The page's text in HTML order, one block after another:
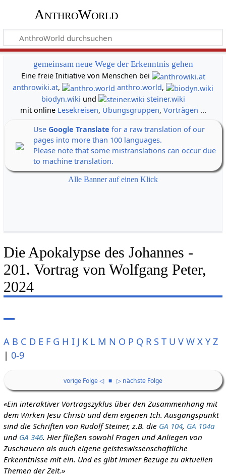
AnthroWorld
gemeinsam neue Wege der Erkenntnis gehen
Eine freie Initiative von Menschen bei
anthrowiki.at, anthro.world,
biodyn.wiki und
steiner.wiki
mit online Lesekreisen, Übungsgruppen, Vorträgen ...
Use Google Translate for a raw translation of our
pages into more than 100 languages.
Please note that some mistranslations can occur due
to machine translation.
Alle Banner auf einen Klick
Die Apokalypse des Johannes -
201. Vortrag von Wolfgang Peter,
2024
A B C D E F G H I J K L M N O P Q R S T U V W X Y Z
| 0-9
vorige Folge ◁ ■ ▷ nächste Folge
«Ein interaktiver Vortragszyklus über den Zusammenhang mit
dem Wirken Jesu Christi und dem eigenen Ich. Ausgangspunkt
sind die Schriften von Rudolf Steiner, z.B. die GA 104, GA 104a
und GA 346. Hier fließen sowohl Fragen und Anliegen von
Zuschauern als auch eigene geisteswissenschaftliche
Erkenntnisse mit ein. Und es gibt immer Bezüge zu aktuellen
Themen der Zeit.»